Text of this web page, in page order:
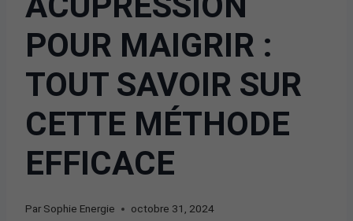
POUR MAIGRIR :
TOUT SAVOIR SUR
CETTE MÉTHODE
EFFICACE
Par Sophie Energie octobre 31, 2024